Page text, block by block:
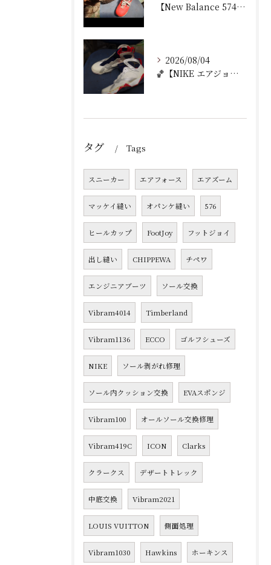
【New Balance 574 修理｜ウェッジヒール加水分...
2026/08/04
🏀【NIKE エアジョーダン7 加水分解修理｜ミッドソール交...
タグ Tags
スニーカー エアフォース エアズーム
マッケイ縫い オパンケ縫い 576
ヒールカップ FootJoy フットジョイ
出し縫い CHIPPEWA チペワ
エンジニアブーツ ソール交換
Vibram4014 Timberland
Vibram1136 ECCO ゴルフシューズ
NIKE ソール剥がれ修理
ソール内クッション交換 EVAスポンジ
Vibram100 オールソール交換修理
Vibram419C ICON Clarks
クラークス デザートトレック
中底交換 Vibram2021
LOUIS VUITTON 側面処理
Vibram1030 Hawkins ホーキンス